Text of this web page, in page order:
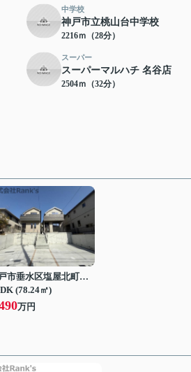
中学校
神戸市立桃山台中学校
2216ｍ（28分）
スーパー
スーパーマルハチ 名谷店
2504ｍ（32分）
神戸市垂水区塩屋北町４丁目
(78.24㎡)
万円